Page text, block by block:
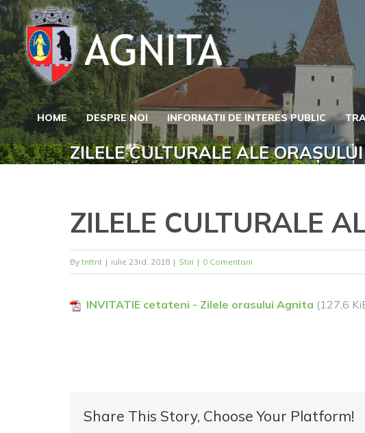
Skip
to
content
HOME DESPRE NOI INFORMATII DE INTERES PUBLIC
ZILELE CULTURALE ALE
ZILELE CULTURALE
By tnttnt | iulie 23rd, 2018 | Stiri | 0 Comentarii
INVITATIE cetateni - Zilele orasului Agnita (127,6
Share This Story, Choose Your Platform!